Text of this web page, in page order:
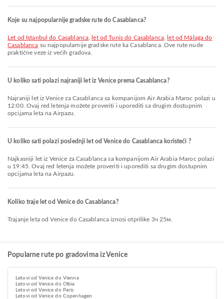
Koje su najpopularnije gradske rute do Casablanca?
let od Istanbul do Casablanca let od Tunis do Casablanca,
let od Málaga do
Casablanca su najpopularnije gradske rute ka Casablanca. Ove rute nude
praktične veze iz većih gradova.
U koliko sati polazi najraniji let iz Venice prema Casablanca?
Najraniji let iz Venice za Casablanca sa kompanijom Air Arabia Maroc polazi u
12:00. Ovaj red letenja možete proveriti i uporediti sa drugim dostupnim
opcijama leta na Airpazu.
U koliko sati polazi poslednji let od Venice do Casablanca koristeći ?
Najkasniji let iz Venice za Casablanca sa kompanijom Air Arabia Maroc polazi
u 19:45. Ovaj red letenja možete proveriti i uporediti sa drugim dostupnim
opcijama leta na Airpazu.
Koliko traje let od Venice do Casablanca?
Trajanje leta od Venice do Casablanca iznosi otprilike 3ч 25м.
Popularne rute po gradovima iz Venice
Letovi od Venice do Vienna
Letovi od Venice do Olbia
Letovi od Venice do Paris
Letovi od Venice do Copenhagen